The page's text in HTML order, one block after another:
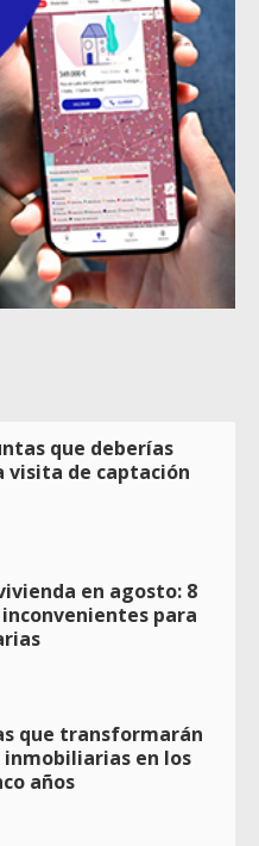
que deberías
visita de captación
en agosto: 8
para
que transformarán
inmobiliarias en los
años